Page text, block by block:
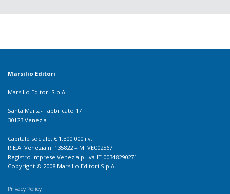
Marsilio Editori
Marsilio Editori S.p.A.
Santa Marta- Fabbricato 17
30123 Venezia
Capitale sociale: € 1.300.000 i.v.
R.E.A. Venezia n. 135822 – M. VE002567
Registro Imprese Venezia p. iva IT 00348290271
Copyright © 2008 Marsilio Editori S.p.A.
Privacy Policy